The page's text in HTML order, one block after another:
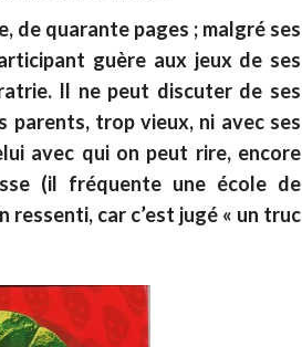
de quarante pages ; malgré ses
guère aux jeux de ses
Il ne peut discuter de ses
parents, trop vieux, ni avec ses
avec qui on peut rire, encore
(il fréquente une école de
ressenti, car c’est jugé « un truc